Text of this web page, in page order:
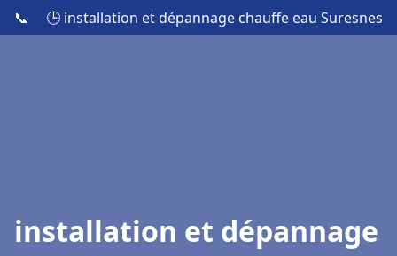
📞 🕒 installation et dépannage chauffe eau Suresnes
installation et dépannage